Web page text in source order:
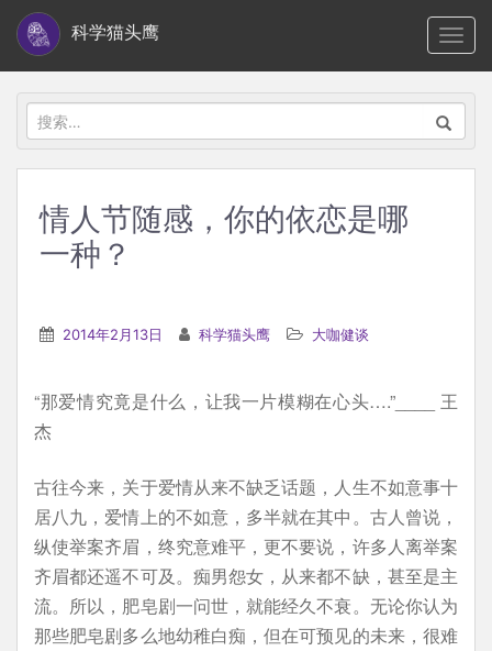
i
科学猫头鹰
搜
索：
情人节随感，你的依恋是哪
一种？
2014年2月13日 科学猫头鹰 大咖健谈
“那爱情究竟是什么，让我一片模糊在心头….”____ 王
杰
古往今来，关于爱情从来不缺乏话题，人生不如意事十
居八九，爱情上的不如意，多半就在其中。古人曾说，
纵使举案齐眉，终究意难平，更不要说，许多人离举案
齐眉都还遥不可及。痴男怨女，从来都不缺，甚至是主
流。所以，肥皂剧一问世，就能经久不衰。无论你认为
那些肥皂剧多么地幼稚白痴，但在可预见的未来，很难